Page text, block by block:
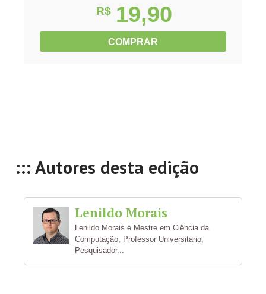
R$ 19,90
COMPRAR
::: Autores desta edição
Lenildo Morais
Lenildo Morais é Mestre em Ciência da
Computação, Professor Universitário,
Pesquisador...